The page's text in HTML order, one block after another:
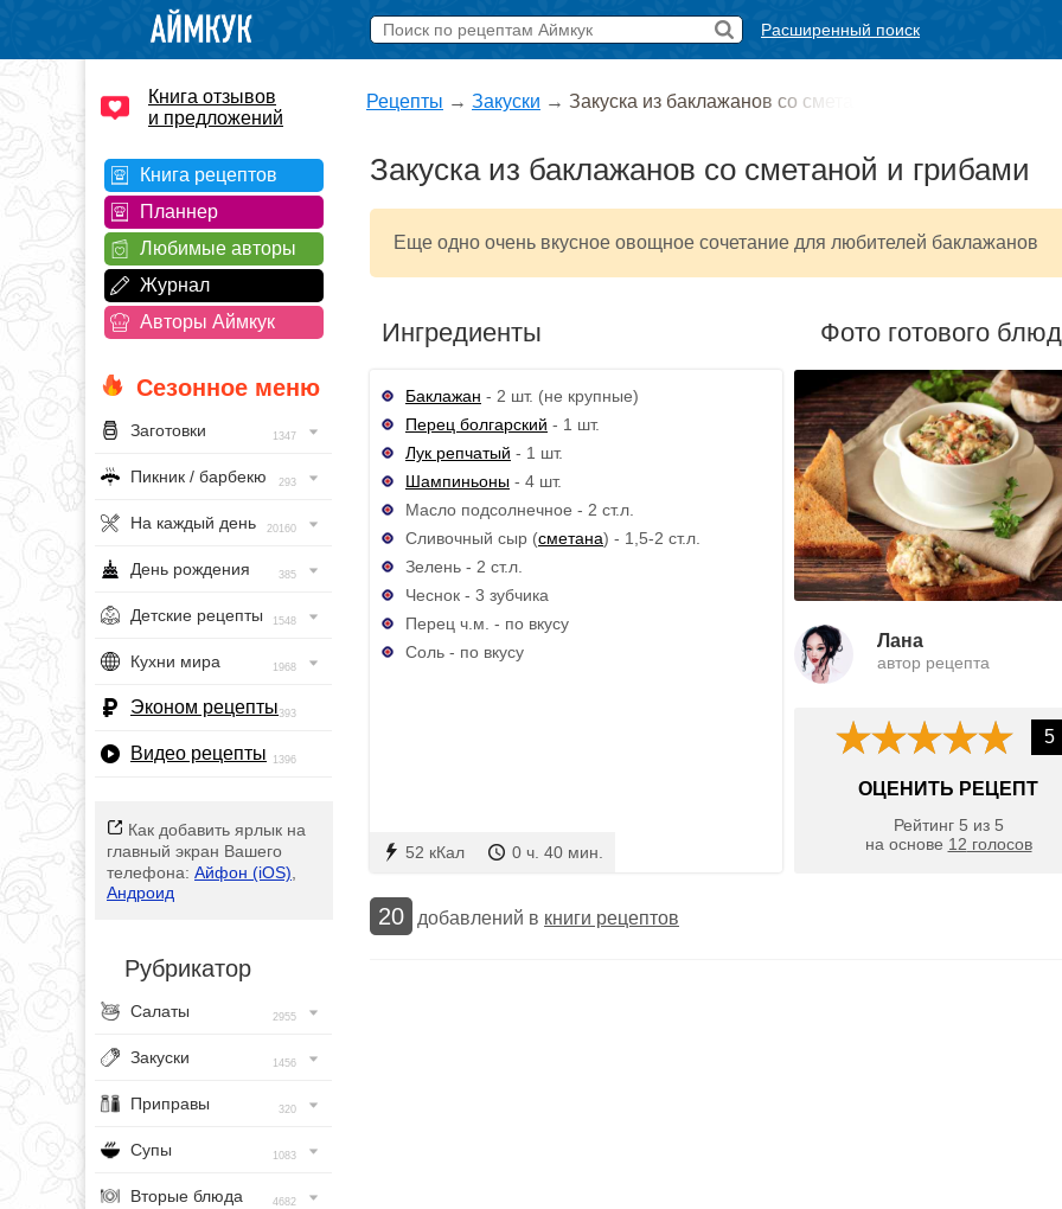
Расширенный поиск
Книга отзывов
и предложений
Книга рецептов
Планнер
Любимые авторы
Журнал
Авторы Аймкук
Сезонное меню
Заготовки 1347
Пикник / барбекю 293
На каждый день 20160
День рождения 385
Детские рецепты 1548
Кухни мира 1968
Эконом рецепты393
Видео рецепты 1396
Как добавить ярлык на
главный экран Вашего
телефона: Айфон (iOS)
Андроид
Рубрикатор
Салаты 2955
Закуски 1456
Приправы 320
Супы 1083
Вторые блюда 4682
Рецепты → Закуски → Закуска из баклажанов со смета
Закуска из баклажанов со сметаной и грибами
Еще одно очень вкусное овощное сочетание для любителей баклажанов
Ингредиенты
Баклажан - 2 шт. (не крупные)
Перец болгарский - 1 шт.
Лук репчатый - 1 шт.
Шампиньоны - 4 шт.
Масло подсолнечное - 2 ст.л.
Сливочный сыр (сметана) - 1,5-2 ст.л.
Зелень - 2 ст.л.
Чеснок - 3 зубчика
Перец ч.м. - по вкусу
Соль - по вкусу
52 кКал 0 ч. 40 мин.
Фото готового
Лана
автор рецепта
5
ОЦЕНИТЬ РЕЦЕПТ
Рейтинг 5 из 5
на основе 12 голосов
20 добавлений в книги рецептов